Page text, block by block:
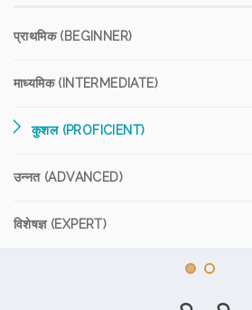
प्राथमिक (BEGINNER)
माध्यमिक (INTERMEDIATE)
कुशल (PROFICIENT)
उन्नत (ADVANCED)
विशेषज्ञ (EXPERT)